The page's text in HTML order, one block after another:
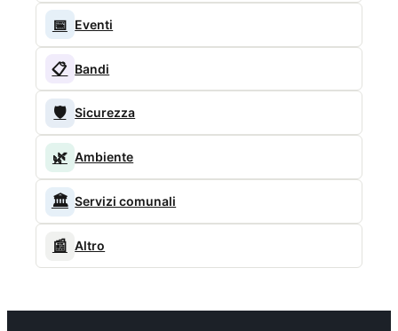
📅 Eventi
📋 Bandi
🛡️ Sicurezza
🌿 Ambiente
🏛️ Servizi comunali
📰 Altro